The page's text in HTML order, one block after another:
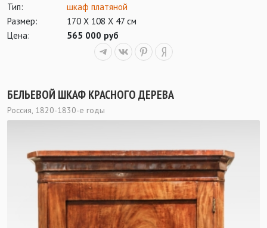
Тип:
шкаф платяной
Размер:
170 Х 108 Х 47 см
Цена:
565 000 руб
БЕЛЬЕВОЙ ШКАФ КРАСНОГО ДЕРЕВА
Россия, 1820-1830-е годы